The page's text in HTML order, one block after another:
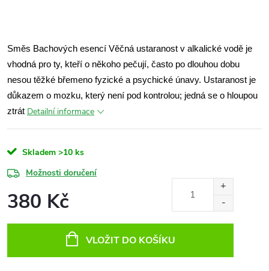
Směs Bachových esencí Věčná ustaranost v alkalické vodě je
vhodná pro ty, kteří o někoho pečují, často po dlouhou dobu
nesou těžké břemeno fyzické a psychické únavy. Ustaranost je
důkazem o mozku, který není pod kontrolou; jedná se o hloupou
ztrát Detailní informace
Skladem >10 ks
Možnosti doručení
380 Kč
VLOŽIT DO KOŠÍKU